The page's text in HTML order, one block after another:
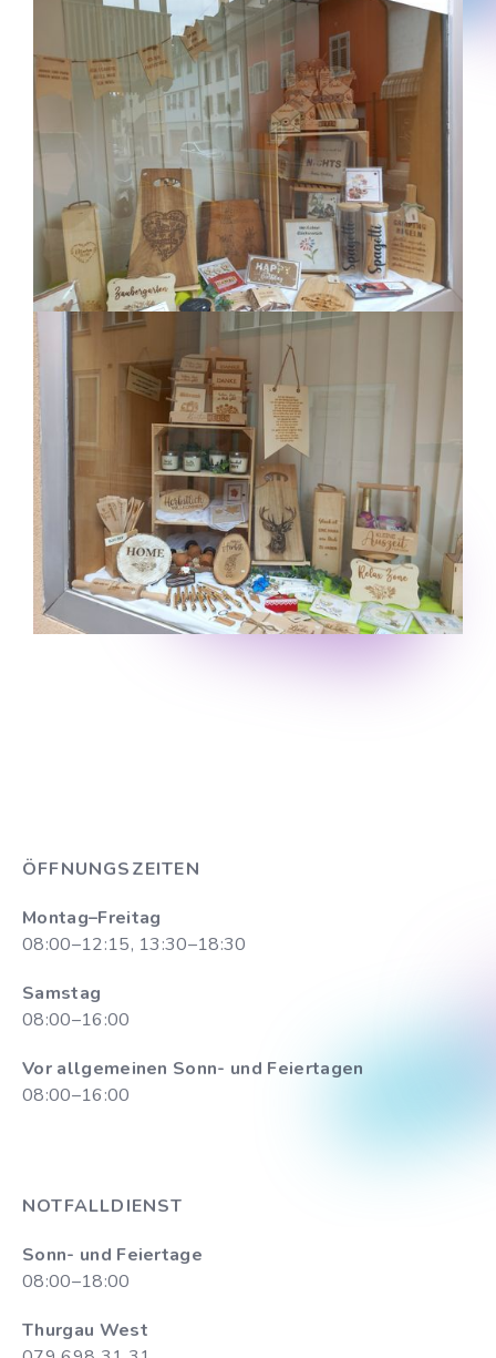
ÖFFNUNGSZEITEN
Montag–Freitag
08:00–12:15, 13:30–18:30
Samstag
08:00–16:00
Vor allgemeinen Sonn- und Feiertagen
08:00–16:00
NOTFALLDIENST
Sonn- und Feiertage
08:00–18:00
Thurgau West